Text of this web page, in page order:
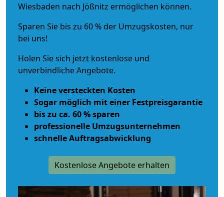
Wiesbaden nach Jößnitz ermöglichen können.
Sparen Sie bis zu 60 % der Umzugskosten, nur
bei uns!
Holen Sie sich jetzt kostenlose und
unverbindliche Angebote.
Keine versteckten Kosten
Sogar möglich mit einer Festpreisgarantie
bis zu ca. 60 % sparen
professionelle Umzugsunternehmen
schnelle Auftragsabwicklung
Kostenlose Angebote erhalten